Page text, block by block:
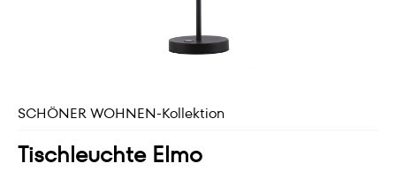
SCHÖNER WOHNEN-Kollektion
Tischleuchte Elmo